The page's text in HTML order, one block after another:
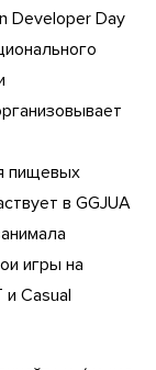
Developer Day
пищевых
в GGJUA
игры на
Casual